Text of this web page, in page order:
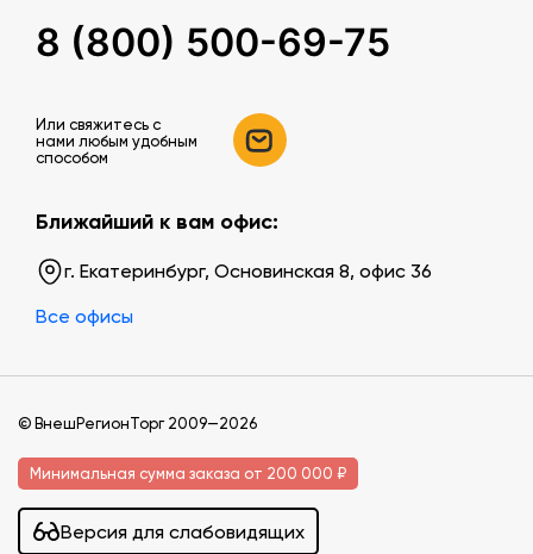
8 (800) 500-69-75
Или свяжитесь c
нами любым удобным
способом
Ближайший к вам офис:
г. Екатеринбург, Основинская 8, офис 36
Все офисы
© ВнешРегионТорг 2009—2026
Минимальная сумма заказа от 200 000 ₽
Версия для слабовидящих